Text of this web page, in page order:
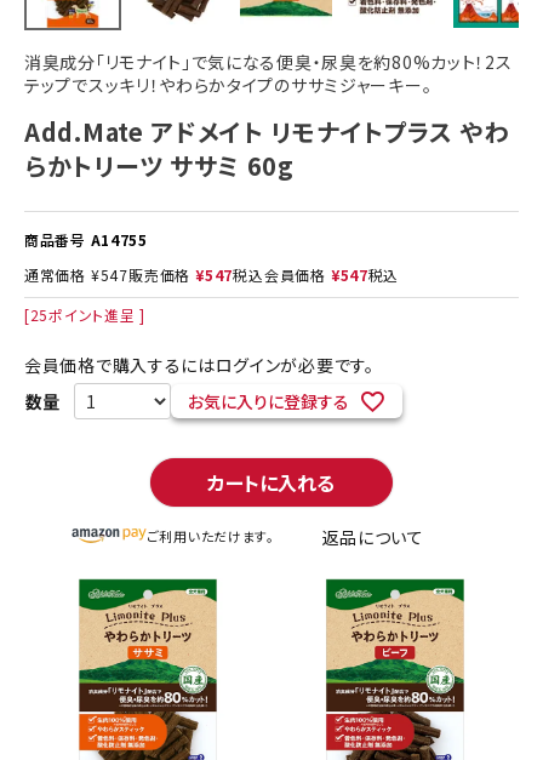
消臭成分「リモナイト」で気になる便臭・尿臭を約80%カット！2ス
テップでスッキリ！やわらかタイプのササミジャーキー。
Add.Mate アドメイト リモナイトプラス やわ
らかトリーツ ササミ 60g
商品番号 A14755
通常価格 ¥547販売価格 ¥547税込会員価格 ¥547税込
[25ポイント進呈 ]
会員価格で購入するにはログインが必要です。
お気に入りに登録する
カートに入れる
ご利用いただけます。 返品について